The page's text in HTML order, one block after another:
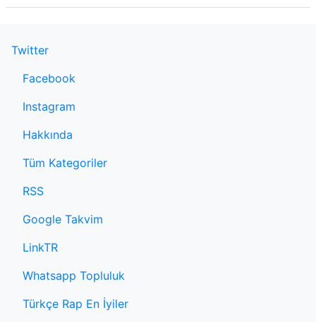
Twitter
Facebook
Instagram
Hakkında
Tüm Kategoriler
RSS
Google Takvim
LinkTR
Whatsapp Topluluk
Türkçe Rap En İyiler